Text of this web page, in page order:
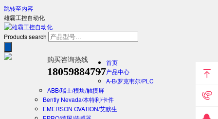
跳转至内容
雄霸工控自动化
Products search
购买咨询热线
18059884797
首页
产品中心
A-B/罗克韦尔/PLC
ABB/瑞士/模块/触摸屏
Bently Nevada/本特利/卡件
EMERSON OVATION/艾默生